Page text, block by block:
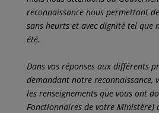
reconnaissance nous permettant
sans heurts et avec dignité tel que
été.
Dans vos réponses aux différents
demandant notre reconnaissance,
les renseignements que vous ont
Fonctionnaires de votre Ministère)